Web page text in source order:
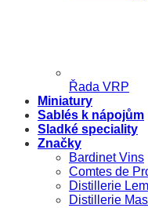
Řada VRP
Miniatury
Sablés k nápojům
Sladké speciality
Značky
Bardinet Vins
Comtes de
Distillerie
Distillerie